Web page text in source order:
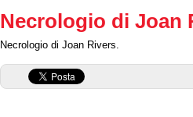
Necrologio di Joan
Necrologio di Joan Rivers.